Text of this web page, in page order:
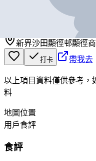
新界沙田顯徑邨顯徑
打卡 帶我去
以上項目資料僅供參考，
料
地圖位置
用戶食評
食評